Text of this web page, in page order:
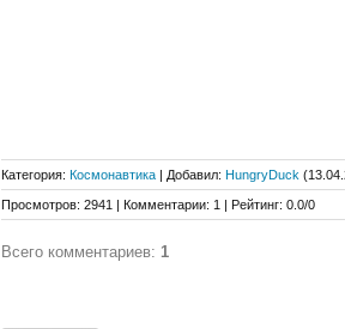
Категория: Космонавтика | Добавил: HungryDuck
Просмотров: 2941 | Комментарии: 1 | Рейтинг: 0.0/0
Всего комментариев: 1